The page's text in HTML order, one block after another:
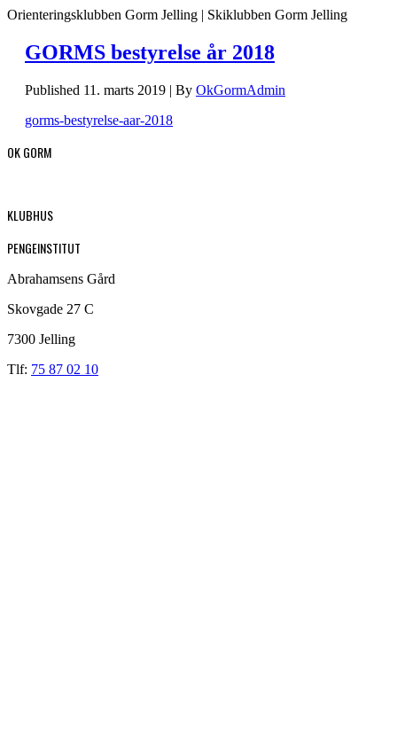
Orienteringsklubben Gorm Jelling | Skiklubben Gorm Jelling
GORMS bestyrelse år 2018
Published 11. marts 2019 | By OkGormAdmin
gorms-bestyrelse-aar-2018
OK GORM
KLUBHUS
PENGEINSTITUT
Abrahamsens Gård
Skovgade 27 C
7300 Jelling
Tlf: 75 87 02 10